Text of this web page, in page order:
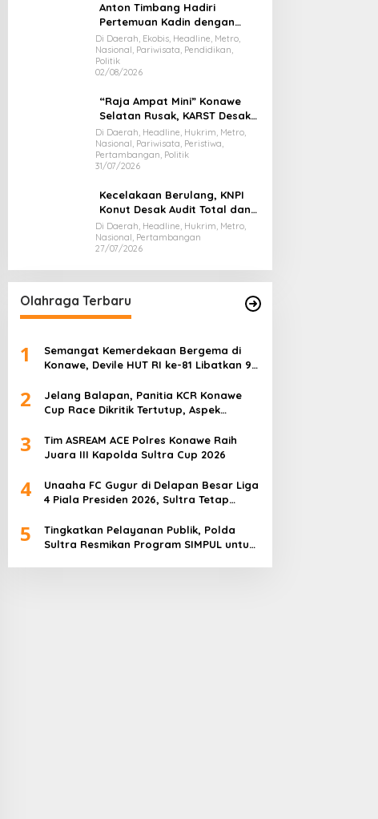
Anton Timbang Hadiri
Pertemuan Kadin dengan
Presiden Prabowo, Bawa Misi
Majukan Ekonomi Sultra
Di Daerah, Ekobis, Headline, Metro,
Nasional, Pariwisata, Pendidikan,
Politik
02/08/2026
“Raja Ampat Mini” Konawe
Selatan Rusak, KARST Desak
Gubernur Evaluasi Total
Dispar Sultra
Di Daerah, Headline, Hukrim, Metro,
Nasional, Pariwisata, Peristiwa,
Pertambangan, Politik
31/07/2026
Kecelakaan Berulang, KNPI
Konut Desak Audit Total dan
Hentikan Hauling PT SPL
Di Daerah, Headline, Hukrim, Metro,
Nasional, Pertambangan
27/07/2026
Olahraga Terbaru
1
Semangat Kemerdekaan Bergema di
Konawe, Devile HUT RI ke-81 Libatkan 98
2
Jelang Balapan, Panitia KCR Konawe
Cup Race Dikritik Tertutup, Aspek
3
Tim ASREAM ACE Polres Konawe Raih
Juara III Kapolda Sultra Cup 2026
4
Unaaha FC Gugur di Delapan Besar Liga
4 Piala Presiden 2026, Sultra Tetap
5
Tingkatkan Pelayanan Publik, Polda
Sultra Resmikan Program SIMPUL untuk